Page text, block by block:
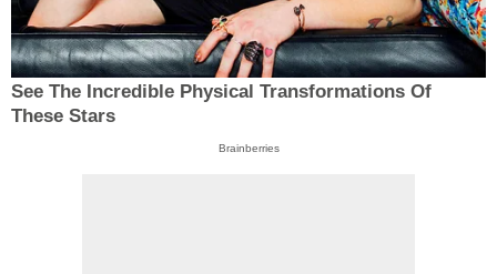
See The Incredible Physical Transformations Of
These Stars
Brainberries